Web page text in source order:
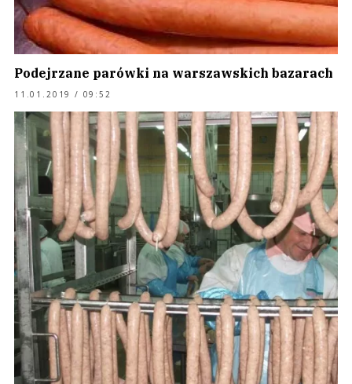
Podejrzane parówki na warszawskich bazarach
11.01.2019 / 09:52